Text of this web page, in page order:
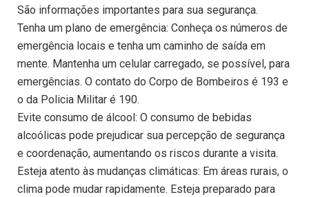
São informações importantes para sua segurança.
Tenha um plano de emergência: Conheça os números de
emergência locais e tenha um caminho de saída em
mente. Mantenha um celular carregado, se possível, para
emergências. O contato do Corpo de Bombeiros é 193 e
o da Policia Militar é 190.
Evite consumo de álcool: O consumo de bebidas
alcoólicas pode prejudicar sua percepção de segurança
e coordenação, aumentando os riscos durante a visita.
Esteja atento às mudanças climáticas: Em áreas rurais, o
clima pode mudar rapidamente. Esteja preparado para